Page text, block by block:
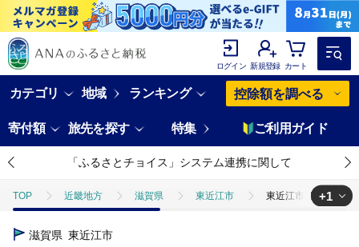
ログイン 新規登録 カート
カテゴリ 地域 ランキング 控除額を調べる
寄付額 旅先を探す 特集 ご利用ガイド
「ふるさとチョイス」システム連携に関して
TOP 近畿地方 滋賀県 東近江市 東近江市産 野菜セッ
TOP
+1
滋賀県 東近江市